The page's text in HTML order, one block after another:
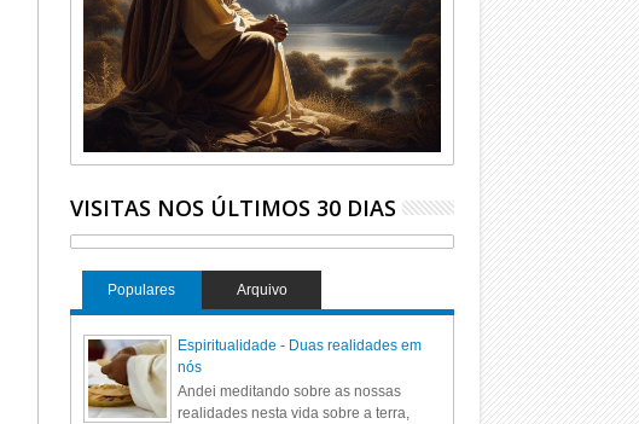
VISITAS NOS ÚLTIMOS 30 DIAS
Populares Arquivo
Espiritualidade - Duas realidades em
nós
Andei meditando sobre as nossas
realidades nesta vida sobre a terra,